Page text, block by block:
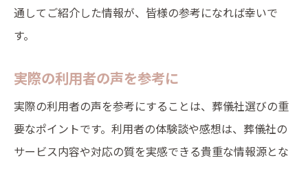
通してご紹介した情報が、皆様の参考になれば幸いで
す。
実際の利用者の声を参考に
実際の利用者の声を参考にすることは、葬儀社選びの重
要なポイントです。利用者の体験談や感想は、葬儀社の
サービス内容や対応の質を実感できる貴重な情報源とな